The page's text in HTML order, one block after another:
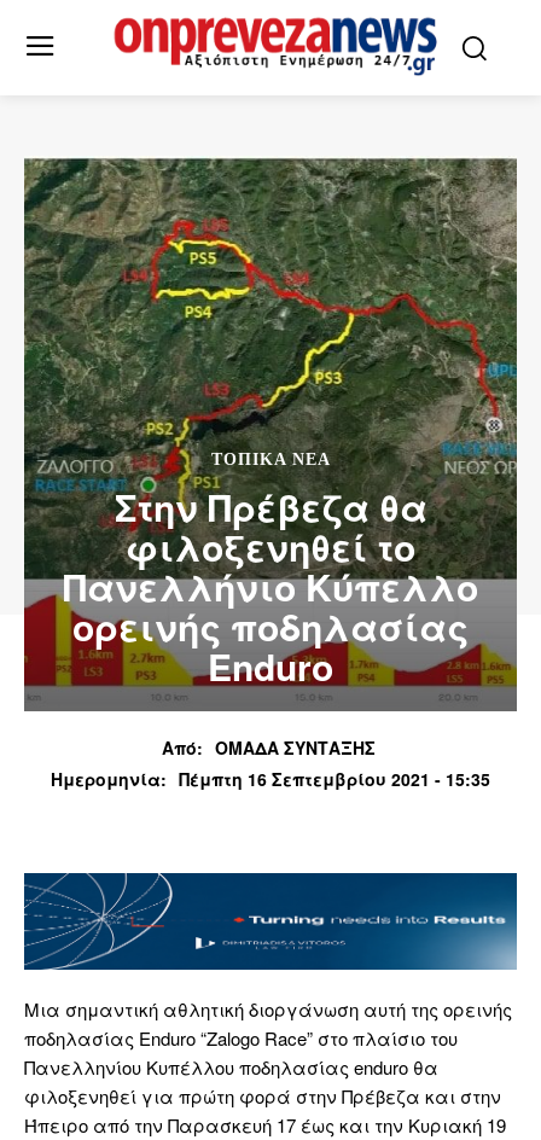
ΤΟΠΙΚΆ ΝΈΑ
Στην Πρέβεζα θα
φιλοξενηθεί το
Πανελλήνιο Κύπελλο
ορεινής ποδηλασίας
Enduro
Από: ΟΜΑΔΑ ΣΥΝΤΑΞΗΣ
Ημερομηνία: Πέμπτη 16 Σεπτεμβρίου 2021 - 15:35
Μια σημαντική αθλητική διοργάνωση αυτή της ορεινής
ποδηλασίας Enduro “Zalogo Race” στο πλαίσιο του
Πανελληνίου Κυπέλλου ποδηλασίας enduro θα
φιλοξενηθεί για πρώτη φορά στην Πρέβεζα και στην
Ήπειρο από την Παρασκευή 17 έως και την Κυριακή 19